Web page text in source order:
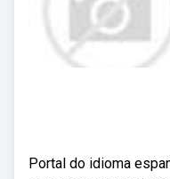
Portal do idioma